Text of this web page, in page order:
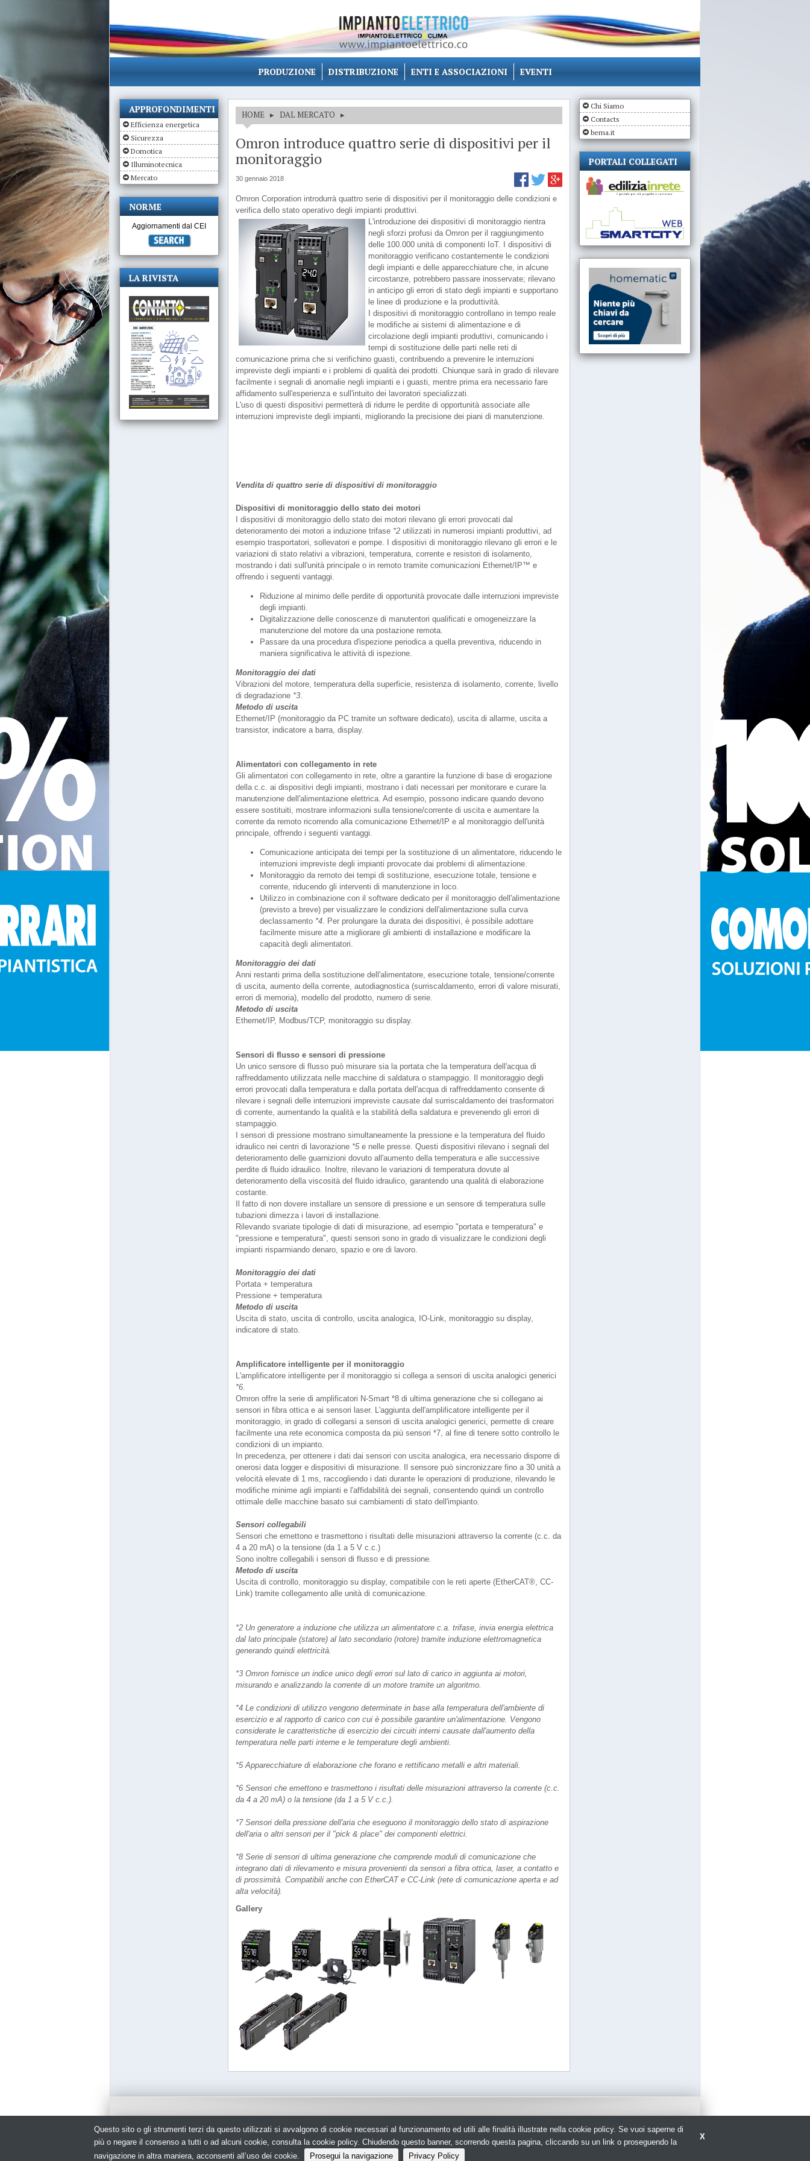
PRODUZIONE DISTRIBUZIONE ENTI E ASSOCIAZIONI EVENTI
HOME ▸ DAL MERCATO ▸
Omron introduce quattro serie di dispositivi per il
monitoraggio
30 gennaio 2018
Omron Corporation introdurrà quattro serie di dispositivi per il monitoraggio delle condizioni e
verifica dello stato operativo degli impianti produttivi.
L'introduzione dei dispositivi di monitoraggio rientra
negli sforzi profusi da Omron per il raggiungimento
delle 100.000 unità di componenti IoT. I dispositivi di
monitoraggio verificano costantemente le condizioni
degli impianti e delle apparecchiature che, in alcune
circostanze, potrebbero passare inosservate; rilevano
in anticipo gli errori di stato degli impianti e supportano
le linee di produzione e la produttività.
I dispositivi di monitoraggio controllano in tempo reale
le modifiche ai sistemi di alimentazione e di
circolazione degli impianti produttivi, comunicando i
tempi di sostituzione delle parti nelle reti di
comunicazione prima che si verifichino guasti, contribuendo a prevenire le interruzioni
impreviste degli impianti e i problemi di qualità dei prodotti. Chiunque sarà in grado di rilevare
facilmente i segnali di anomalie negli impianti e i guasti, mentre prima era necessario fare
affidamento sull'esperienza e sull'intuito dei lavoratori specializzati.
L'uso di questi dispositivi permetterà di ridurre le perdite di opportunità associate alle
interruzioni impreviste degli impianti, migliorando la precisione dei piani di manutenzione.
Vendita di quattro serie di dispositivi di monitoraggio
Dispositivi di monitoraggio dello stato dei motori
I dispositivi di monitoraggio dello stato dei motori rilevano gli errori provocati dal
deterioramento dei motori a induzione trifase *2 utilizzati in numerosi impianti produttivi, ad
esempio trasportatori, sollevatori e pompe. I dispositivi di monitoraggio rilevano gli errori e le
variazioni di stato relativi a vibrazioni, temperatura, corrente e resistori di isolamento,
mostrando i dati sull'unità principale o in remoto tramite comunicazioni Ethernet/IP™ e
offrendo i seguenti vantaggi.
Riduzione al minimo delle perdite di opportunità provocate dalle interruzioni impreviste
degli impianti.
Digitalizzazione delle conoscenze di manutentori qualificati e omogeneizzare la
manutenzione del motore da una postazione remota.
Passare da una procedura d'ispezione periodica a quella preventiva, riducendo in
maniera significativa le attività di ispezione.
Monitoraggio dei dati
Vibrazioni del motore, temperatura della superficie, resistenza di isolamento, corrente, livello
di degradazione *3.
Metodo di uscita
Ethernet/IP (monitoraggio da PC tramite un software dedicato), uscita di allarme, uscita a
transistor, indicatore a barra, display.
Alimentatori con collegamento in rete
Gli alimentatori con collegamento in rete, oltre a garantire la funzione di base di erogazione
della c.c. ai dispositivi degli impianti, mostrano i dati necessari per monitorare e curare la
manutenzione dell'alimentazione elettrica. Ad esempio, possono indicare quando devono
essere sostituiti, mostrare informazioni sulla tensione/corrente di uscita e aumentare la
corrente da remoto ricorrendo alla comunicazione Ethernet/IP e al monitoraggio dell'unità
principale, offrendo i seguenti vantaggi.
Comunicazione anticipata dei tempi per la sostituzione di un alimentatore, riducendo le
interruzioni impreviste degli impianti provocate dai problemi di alimentazione.
Monitoraggio da remoto dei tempi di sostituzione, esecuzione totale, tensione e
corrente, riducendo gli interventi di manutenzione in loco.
Utilizzo in combinazione con il software dedicato per il monitoraggio dell'alimentazione
(previsto a breve) per visualizzare le condizioni dell'alimentazione sulla curva
declassamento *4. Per prolungare la durata dei dispositivi, è possibile adottare
facilmente misure atte a migliorare gli ambienti di installazione e modificare la
capacità degli alimentatori.
Monitoraggio dei dati
Anni restanti prima della sostituzione dell'alimentatore, esecuzione totale, tensione/corrente
di uscita, aumento della corrente, autodiagnostica (surriscaldamento, errori di valore misurati,
errori di memoria), modello del prodotto, numero di serie.
Metodo di uscita
Ethernet/IP, Modbus/TCP, monitoraggio su display.
Sensori di flusso e sensori di pressione
Un unico sensore di flusso può misurare sia la portata che la temperatura dell'acqua di
raffreddamento utilizzata nelle macchine di saldatura o stampaggio. Il monitoraggio degli
errori provocati dalla temperatura e dalla portata dell'acqua di raffreddamento consente di
rilevare i segnali delle interruzioni impreviste causate dal surriscaldamento dei trasformatori
di corrente, aumentando la qualità e la stabilità della saldatura e prevenendo gli errori di
stampaggio.
I sensori di pressione mostrano simultaneamente la pressione e la temperatura del fluido
idraulico nei centri di lavorazione *5e nelle presse. Questi dispositivi rilevano i segnali del
deterioramento delle guarnizioni dovuto all'aumento della temperatura e alle successive
perdite di fluido idraulico. Inoltre, rilevano le variazioni di temperatura dovute al
deterioramento della viscosità del fluido idraulico, garantendo una qualità di elaborazione
costante.
Il fatto di non dovere installare un sensore di pressione e un sensore di temperatura sulle
tubazioni dimezza i lavori di installazione.
Rilevando svariate tipologie di dati di misurazione, ad esempio "portata e temperatura" e
"pressione e temperatura", questi sensori sono in grado di visualizzare le condizioni degli
impianti risparmiando denaro, spazio e ore di lavoro.
Monitoraggio dei dati
Portata + temperatura
Pressione + temperatura
Metodo di uscita
Uscita di stato, uscita di controllo, uscita analogica, IO-Link, monitoraggio su display,
indicatore di stato.
Amplificatore intelligente per il monitoraggio
L'amplificatore intelligente per il monitoraggio si collega a sensori di uscita analogici generici
*6.
Omron offre la serie di amplificatori N-Smart *8 di ultima generazione che si collegano ai
sensori in fibra ottica e ai sensori laser. L'aggiunta dell'amplificatore intelligente per il
monitoraggio, in grado di collegarsi a sensori di uscita analogici generici, permette di creare
facilmente una rete economica composta da più sensori *7, al fine di tenere sotto controllo le
condizioni di un impianto.
In precedenza, per ottenere i dati dai sensori con uscita analogica, era necessario disporre di
onerosi data logger e dispositivi di misurazione. Il sensore può sincronizzare fino a 30 unità a
velocità elevate di 1 ms, raccogliendo i dati durante le operazioni di produzione, rilevando le
modifiche minime agli impianti e l'affidabilità dei segnali, consentendo quindi un controllo
ottimale delle macchine basato sui cambiamenti di stato dell'impianto.
Sensori collegabili
Sensori che emettono e trasmettono i risultati delle misurazioni attraverso la corrente (c.c. da
4 a 20 mA) o la tensione (da 1 a 5 V c.c.)
Sono inoltre collegabili i sensori di flusso e di pressione.
Metodo di uscita
Uscita di controllo, monitoraggio su display, compatibile con le reti aperte (EtherCAT®, CC-
Link) tramite collegamento alle unità di comunicazione.
*2 Un generatore a induzione che utilizza un alimentatore c.a. trifase, invia energia elettrica
dal lato principale (statore) al lato secondario (rotore) tramite induzione elettromagnetica
generando quindi elettricità.
*3 Omron fornisce un indice unico degli errori sul lato di carico in aggiunta ai motori,
misurando e analizzando la corrente di un motore tramite un algoritmo.
*4 Le condizioni di utilizzo vengono determinate in base alla temperatura dell'ambiente di
esercizio e al rapporto di carico con cui è possibile garantire un'alimentazione. Vengono
considerate le caratteristiche di esercizio dei circuiti interni causate dall'aumento della
temperatura nelle parti interne e le temperature degli ambienti.
*5 Apparecchiature di elaborazione che forano e rettificano metalli e altri materiali.
*6 Sensori che emettono e trasmettono i risultati delle misurazioni attraverso la corrente (c.c.
da 4 a 20 mA) o la tensione (da 1 a 5 V c.c.).
*7 Sensori della pressione dell'aria che eseguono il monitoraggio dello stato di aspirazione
dell'aria o altri sensori per il "pick & place" dei componenti elettrici.
*8 Serie di sensori di ultima generazione che comprende moduli di comunicazione che
integrano dati di rilevamento e misura provenienti da sensori a fibra ottica, laser, a contatto e
di prossimità. Compatibili anche con EtherCAT e CC-Link (rete di comunicazione aperta e ad
alta velocità).
Gallery
APPROFONDIMENTI
Efficienza energetica
Sicurezza
Domotica
Illuminotecnica
Mercato
NORME
Aggiornamenti dal CEI
LA RIVISTA
Chi Siamo
Contacts
bema.it
PORTALI COLLEGATI
© Copyright 2026. Impianto Elettrico - N.ro Iscrizione ROC 5836 -Privacy policy
Il portale per l'elettricistia e l' installatore elettrico con tutte le novità sul settore
dell'elettronica, della domotica e dell'impiantistica.
X
Questo sito o gli strumenti terzi da questo utilizzati si avvalgono di cookie necessari al funzionamento ed utili alle finalità illustrate nella cookie policy. Se vuoi saperne di
più o negare il consenso a tutti o ad alcuni cookie, consulta la cookie policy. Chiudendo questo banner, scorrendo questa pagina, cliccando su un link o proseguendo la
navigazione in altra maniera, acconsenti all’uso dei cookie.
Prosegui la navigazione Privacy Policy